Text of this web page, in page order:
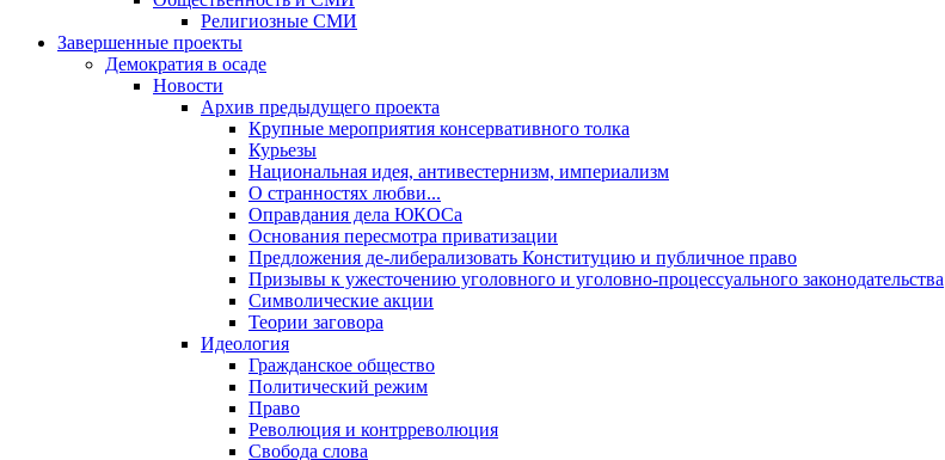
Религиозные СМИ
Завершенные проекты
Демократия в осаде
Новости
Архив предыдущего проекта
Крупные мероприятия консервативного толка
Курьезы
Национальная идея, антивестернизм, империализм
О странностях любви...
Оправдания дела ЮКОСа
Основания пересмотра приватизации
Предложения де-либерализовать Конституцию и публичное право
Призывы к ужесточению уголовного и уголовно-процессуального законодательства
Символические акции
Теории заговора
Идеология
Гражданское общество
Политический режим
Право
Революция и контрреволюция
Свобода слова